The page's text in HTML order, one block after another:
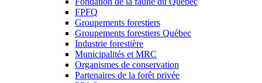
FPFQ
Groupements forestiers
Groupements forestiers Québec
Industrie forestière
Municipalités et MRC
Organismes de conservation
Partenaires de la forêt privée